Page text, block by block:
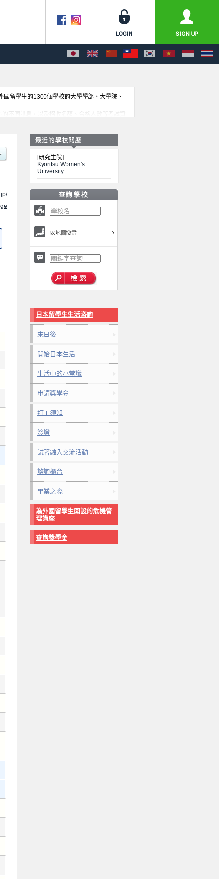
留學生的1300個學校的大學學部、大學院、
[研究生院]
Kyoritsu Women's
University
以地圖搜尋
日本留學生生活咨詢
來日後
開始日本生活
生活中的小常識
申請獎學金
打工須知
簽證
試著融入交流活動
諮詢櫃台
畢業之際
為外國留學生開設的危機管
理講座
查詢獎學金